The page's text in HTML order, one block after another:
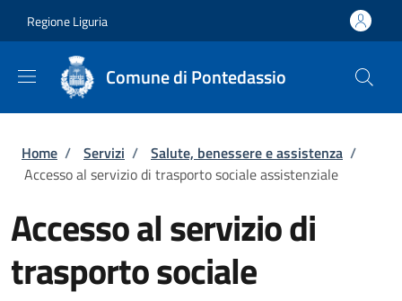
Regione Liguria
Comune di Pontedassio
Briciole di pane
Home / Servizi / Salute, benessere e assistenza /
Accesso al servizio di trasporto sociale assistenziale
Accesso al servizio di
trasporto sociale